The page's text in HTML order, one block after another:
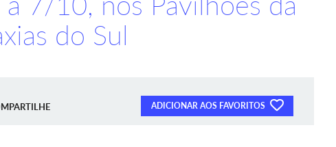
do Sul
ADICIONAR AOS FAVORITOS